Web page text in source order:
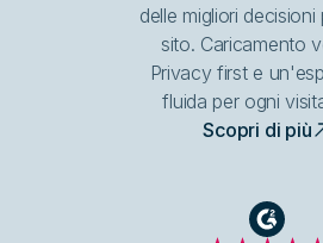
delle migliori decisioni
sito. Caricamento
Privacy first e
fluida per ogni
Scopri di più
G2